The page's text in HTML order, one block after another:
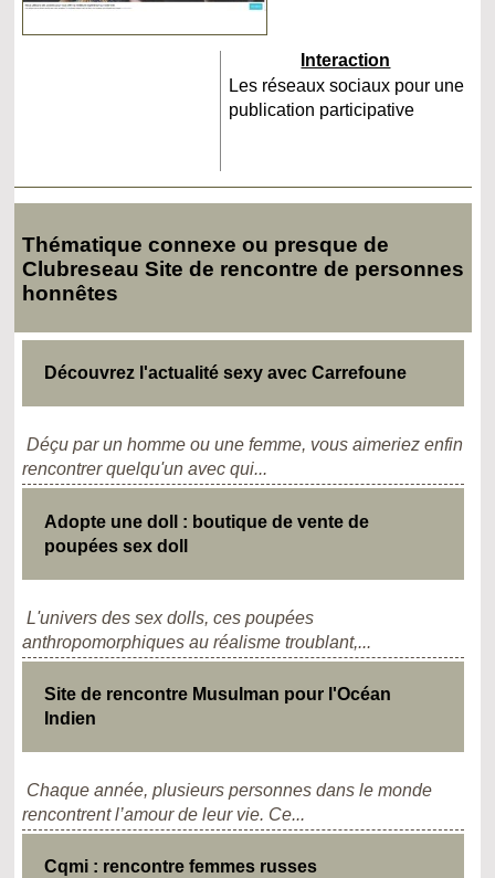
Interaction
Les réseaux sociaux pour une
publication participative
Thématique connexe ou presque de
Clubreseau Site de rencontre de personnes
honnêtes
Découvrez l'actualité sexy avec Carrefoune
Déçu par un homme ou une femme, vous aimeriez enfin
rencontrer quelqu'un avec qui...
Adopte une doll : boutique de vente de
poupées sex doll
L'univers des sex dolls, ces poupées
anthropomorphiques au réalisme troublant,...
Site de rencontre Musulman pour l'Océan
Indien
Chaque année, plusieurs personnes dans le monde
rencontrent l’amour de leur vie. Ce...
Cqmi : rencontre femmes russes